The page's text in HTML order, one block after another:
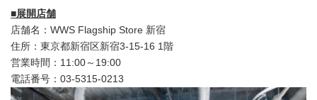
■展開店舗
店舗名：WWS Flagship Store 新宿
住所：東京都新宿区新宿3-15-16 1階
営業時間：11:00～19:00
電話番号：03-5315-0213